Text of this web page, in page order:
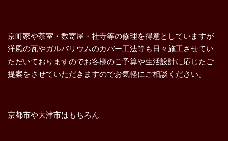
京町家や茶室・数寄屋・社寺等の修理を得意としていますが
洋風の瓦やガルバリウムのカバー工法等も日々施工させてい
ただいておりますのでお客様のご予算や生活設計に応じたご
提案をさせていただきますのでお気軽にご相談ください。
京都市や大津市はもちろん